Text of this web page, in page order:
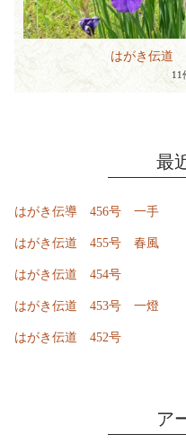
はがき伝道
11
最
はがき伝導 456号 一手
はがき伝道 455号 春風
はがき伝道 454号
はがき伝道 453号 一燈
はがき伝道 452号
ア